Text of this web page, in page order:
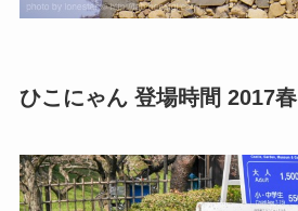
ひこにゃん 登場時間 2017春